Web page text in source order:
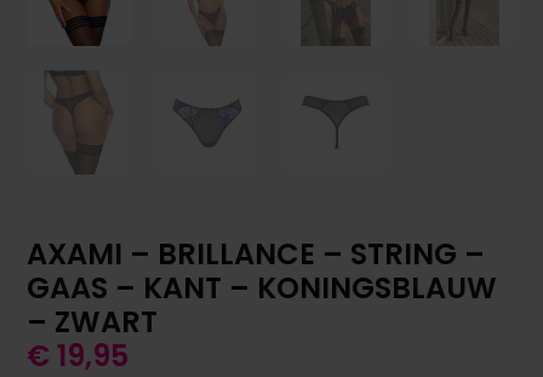
AXAMI – BRILLANCE – STRING –
GAAS – KANT – KONINGSBLAUW
– ZWART
€ 19,95